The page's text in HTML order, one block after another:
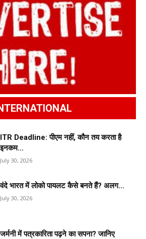
ITR Deadline: पीएम नहीं, कौन तय करता है
इनकम...
July 30, 2026
वंदे भारत में लोको पायलट कैसे बनते हैं? अलग...
July 30, 2026
जर्मनी में पत्रकारिता पढ़ने का सपना? जानिए